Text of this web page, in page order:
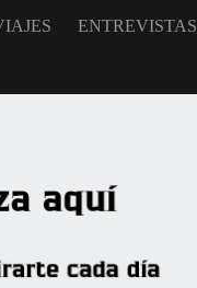
ENTREVISTAS